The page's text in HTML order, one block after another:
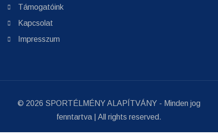
Támogatóink
Kapcsolat
Impresszum
© 2026 SPORTÉLMÉNY ALAPÍTVÁNY - Minden jog
fenntartva | All rights reserved.